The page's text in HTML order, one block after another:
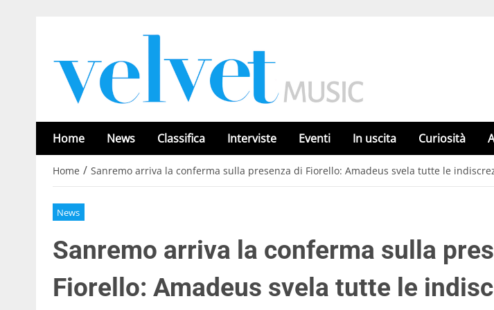
Home News Classifica Interviste Eventi In uscita Curiosità
Home / Sanremo arriva la conferma sulla presenza di Fiorello: Amadeus svela tutte le
News
Sanremo arriva la conferma sulla
Fiorello: Amadeus svela tutte le